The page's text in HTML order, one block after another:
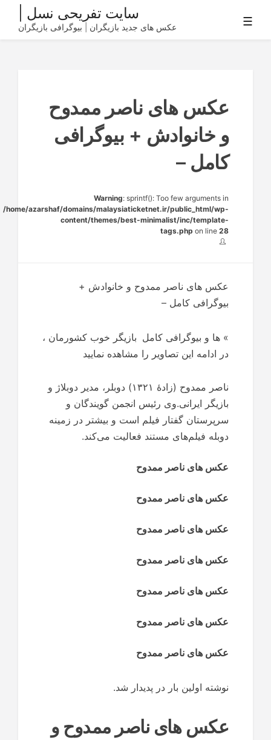
سایت تفریحی نسل |
عکس های جدید بازیگران | بیوگرافی بازیگران ☰
عکس های ناصر ممدوح
و خانوادش + بیوگرافی
کامل –
Warning: sprintf(): Too few arguments in
/home/azarshaf/domains/malaysiaticketnet.ir/public_html/wp-
content/themes/best-minimalist/inc/template-
tags.php on line 28
عکس های ناصر ممدوح و خانوادش +
بیوگرافی کامل –
» ها و بیوگرافی کامل بازیگر خوب کشورمان ،
در ادامه این تصاویر را مشاهده نمایید
ناصر ممدوح (زادهٔ ۱۳۲۱) دوبلر، مدیر دوبلاژ و
بازیگر ایرانی.وی رئیس انجمن گویندگان و
سرپرستان گفتار فیلم است و بیشتر در زمینه
دوبله فیلم‌های مستند فعالیت می‌کند.
عکس های ناصر ممدوح
عکس های ناصر ممدوح
عکس های ناصر ممدوح
عکس های ناصر ممدوح
عکس های ناصر ممدوح
عکس های ناصر ممدوح
عکس های ناصر ممدوح
نوشته اولین بار در پدیدار شد.
عکس های ناصر ممدوح و